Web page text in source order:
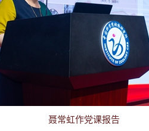
聂常虹作党课报告